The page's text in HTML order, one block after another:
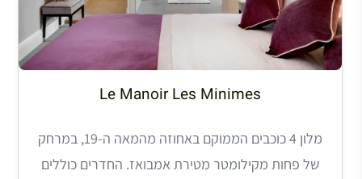
Le Manoir Les Minimes
מלון 4 כוכבים הממוקם באחוזה מהמאה ה-19, במרחק
של פחות מקילומטר מטירת אמבואז. החדרים כוללים